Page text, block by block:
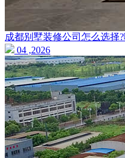
成都别墅装修公司怎么选择
04 ,2026